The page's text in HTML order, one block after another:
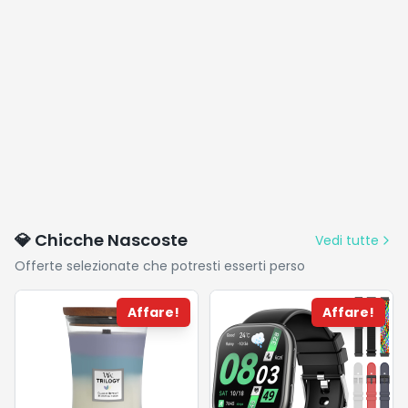
💎 Chicche Nascoste
Vedi tutte
Offerte selezionate che potresti esserti perso
Affare! Affare!